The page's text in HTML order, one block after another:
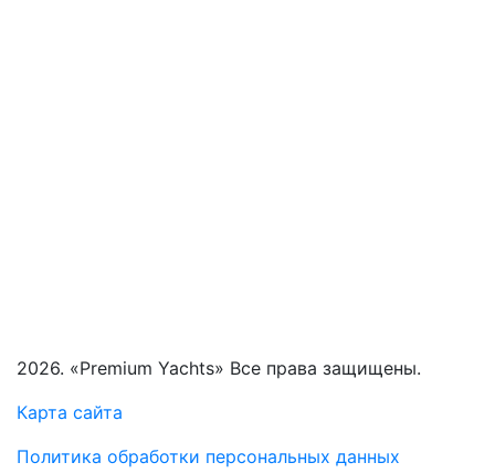
2026. «Premium Yachts» Все права защищены.
Карта сайта
Политика обработки персональных данных